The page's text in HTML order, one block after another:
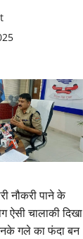
नौकरी पाने के
चालाकी दिखा
गले का फंदा बन